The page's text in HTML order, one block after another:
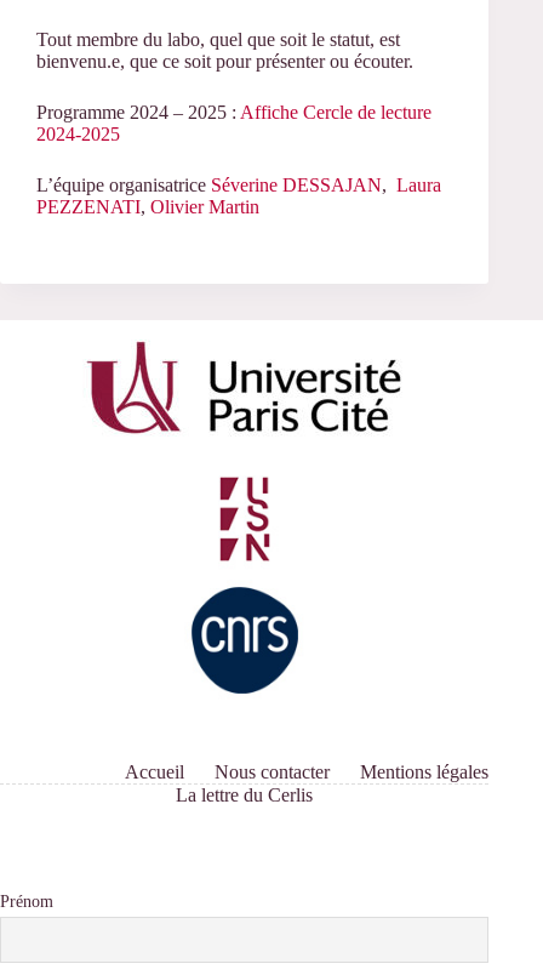
Tout membre du labo, quel que soit le statut, est
bienvenu.e, que ce soit pour présenter ou écouter.
Programme 2024 – 2025 : Affiche Cercle de lecture
2024-2025
L’équipe organisatrice Séverine DESSAJAN, Laura
PEZZENATI, Olivier Martin
Accueil Nous contacter
Mentions légales
La lettre du Cerlis
Prénom